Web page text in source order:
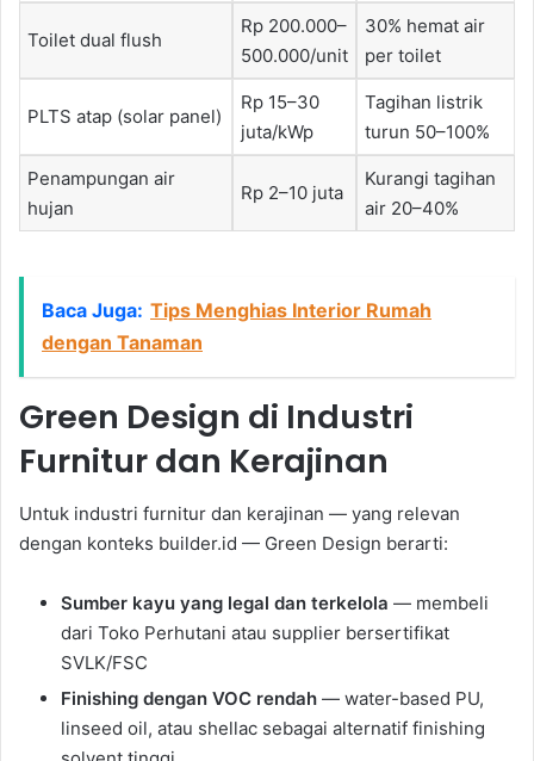
Toilet dual flush
Rp 200.000–
500.000/unit
30% hemat air
per toilet
PLTS atap (solar panel)
Rp 15–30
juta/kWp
Tagihan listrik
turun 50–100%
Penampungan air
hujan
Rp 2–10 juta
Kurangi tagihan
air 20–40%
Baca Juga: Tips Menghias Interior Rumah
dengan Tanaman
Green Design di Industri
Furnitur dan Kerajinan
Untuk industri furnitur dan kerajinan — yang relevan
dengan konteks builder.id — Green Design berarti:
Sumber kayu yang legal dan terkelola — membeli
dari Toko Perhutani atau supplier bersertifikat
SVLK/FSC
Finishing dengan VOC rendah — water-based PU,
linseed oil, atau shellac sebagai alternatif finishing